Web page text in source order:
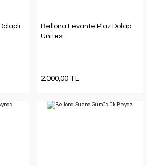
Bellona Levante Plaz.Dolap
Ünitesi
2.000,00 TL